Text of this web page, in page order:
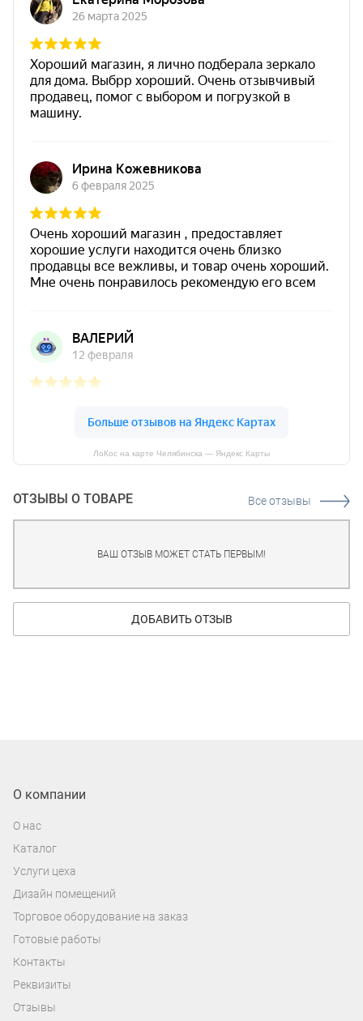
ЛоКос на карте Челябинска — Яндекс Карты
ОТЗЫВЫ О ТОВАРЕ Все отзывы
ВАШ ОТЗЫВ МОЖЕТ СТАТЬ ПЕРВЫМ!
ДОБАВИТЬ ОТЗЫВ
О компании
О нас
Каталог
Услуги цеха
Дизайн помещений
Торговое оборудование на заказ
Готовые работы
Контакты
Реквизиты
Отзывы